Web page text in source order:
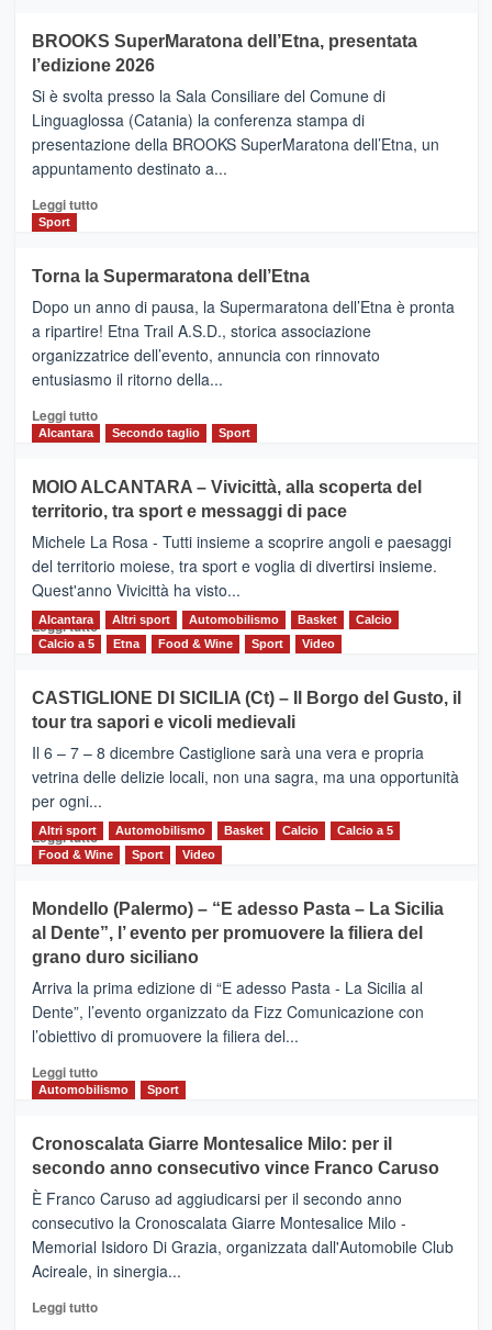
con
la
Al
via
i
collegamenti
BROOKS SuperMaratona dell’Etna, presentata
l’edizione 2026
Si è svolta presso la Sala Consiliare del Comune di
Linguaglossa (Catania) la conferenza stampa di
presentazione della BROOKS SuperMaratona dell’Etna, un
appuntamento destinato a...
Leggi tuttoLeggi
BROOKS
SuperMaratona
dell’Etna,
presentata
l’edizione
2026
Sport
Torna la Supermaratona dell’Etna
Dopo un anno di pausa, la Supermaratona dell’Etna è pronta
a ripartire! Etna Trail A.S.D., storica associazione
organizzatrice dell’evento, annuncia con rinnovato
entusiasmo il ritorno della...
Leggi tuttoLeggi
Torna
la
Supermaratona
dell’Etna
Alcantara Secondo taglio Sport
MOIO ALCANTARA – Vivicittà, alla scoperta del
territorio, tra sport e messaggi di pace
Michele La Rosa - Tutti insieme a scoprire angoli e paesaggi
del territorio moiese, tra sport e voglia di divertirsi insieme.
Quest'anno Vivicittà ha visto...
Leggi tutto Leggi
MOIO
ALCANTARA
–
Vivicittà,
alla
scoperta
del
territorio,
e
messaggi
di
Alcantara Altri sport Automobilismo Basket
Calcio
Calcio a 5
Etna Food & Wine Sport Video
CASTIGLIONE DI SICILIA (Ct) – Il Borgo del Gusto, il
tour tra sapori e vicoli medievali
Il 6 – 7 – 8 dicembre Castiglione sarà una vera e propria
vetrina delle delizie locali, non una sagra, ma una opportunità
per ogni...
Leggi tuttoLeggi
di
CASTIGLIONE
DI
SICILIA
(Ct)
–
Il
Borgo
Gusto,
il
tra
sapori
vicoli
medievali
Altri sport Automobilismo Basket Calcio
Calcio a 5
Food & Wine
Sport Video
Mondello (Palermo) – “E adesso Pasta – La Sicilia
al Dente”, l’ evento per promuovere la filiera del
grano duro siciliano
Arriva la prima edizione di “E adesso Pasta - La Sicilia al
Dente”, l’evento organizzato da Fizz Comunicazione con
l’obiettivo di promuovere la filiera del...
Leggi tuttoLeggi
di
Mondello
(Palermo)
–
“E
adesso
Pasta
–
Sicilia
Automobilismo Sport
Cronoscalata Giarre Montesalice Milo: per il
secondo anno consecutivo vince Franco Caruso
È Franco Caruso ad aggiudicarsi per il secondo anno
consecutivo la Cronoscalata Giarre Montesalice Milo -
Memorial Isidoro Di Grazia, organizzata dall'Automobile Club
Acireale, in sinergia...
Leggi tuttoLeggi